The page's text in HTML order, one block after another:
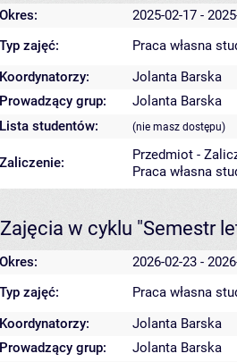
Okres:
2025-02-17 -
Typ zajęć:
Praca własna
Koordynatorzy:
Jolanta Barska
Prowadzący grup:
Jolanta Barska
Lista studentów:
(nie masz dostępu)
Zaliczenie:
Przedmiot -
Praca własna
Zajęcia w cyklu "Semestr
Okres:
2026-02-23 -
Typ zajęć:
Praca własna
Koordynatorzy:
Jolanta Barska
Prowadzący grup:
Jolanta Barska